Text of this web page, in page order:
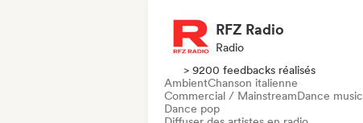
RFZ Radio
Radio
> 9200 feedbacks réalisés
AmbientChanson italienne
Commercial / MainstreamDance music
Dance pop